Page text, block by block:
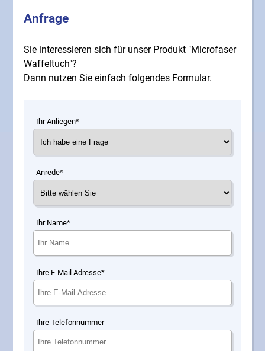
Anfrage
Sie interessieren sich für unser Produkt "Microfaser
Waffeltuch"?
Dann nutzen Sie einfach folgendes Formular.
Ihr Anliegen*
Anrede*
Ihr Name*
Ihre E-Mail Adresse*
Ihre Telefonnummer